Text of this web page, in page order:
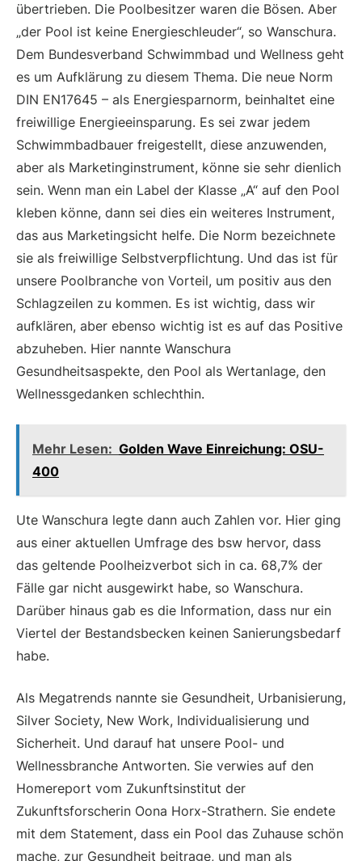
übertrieben. Die Poolbesitzer waren die Bösen. Aber
„der Pool ist keine Energieschleuder“, so Wanschura.
Dem Bundesverband Schwimmbad und Wellness geht
es um Aufklärung zu diesem Thema. Die neue Norm
DIN EN17645 – als Energiesparnorm, beinhaltet eine
freiwillige Energieeinsparung. Es sei zwar jedem
Schwimmbadbauer freigestellt, diese anzuwenden,
aber als Marketinginstrument, könne sie sehr dienlich
sein. Wenn man ein Label der Klasse „A“ auf den Pool
kleben könne, dann sei dies ein weiteres Instrument,
das aus Marketingsicht helfe. Die Norm bezeichnete
sie als freiwillige Selbstverpflichtung. Und das ist für
unsere Poolbranche von Vorteil, um positiv aus den
Schlagzeilen zu kommen. Es ist wichtig, dass wir
aufklären, aber ebenso wichtig ist es auf das Positive
abzuheben. Hier nannte Wanschura
Gesundheitsaspekte, den Pool als Wertanlage, den
Wellnessgedanken schlechthin.
Mehr Lesen: Golden Wave Einreichung: OSU-
400
Ute Wanschura legte dann auch Zahlen vor. Hier ging
aus einer aktuellen Umfrage des bsw hervor, dass
das geltende Poolheizverbot sich in ca. 68,7% der
Fälle gar nicht ausgewirkt habe, so Wanschura.
Darüber hinaus gab es die Information, dass nur ein
Viertel der Bestandsbecken keinen Sanierungsbedarf
habe.
Als Megatrends nannte sie Gesundheit, Urbanisierung,
Silver Society, New Work, Individualisierung und
Sicherheit. Und darauf hat unsere Pool- und
Wellnessbranche Antworten. Sie verwies auf den
Homereport vom Zukunftsinstitut der
Zukunftsforscherin Oona Horx-Strathern. Sie endete
mit dem Statement, dass ein Pool das Zuhause schön
mache, zur Gesundheit beitrage, und man als